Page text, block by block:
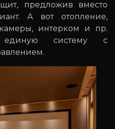
предложив вместо
А вот отопление,
интерком и пр.
единую систему с